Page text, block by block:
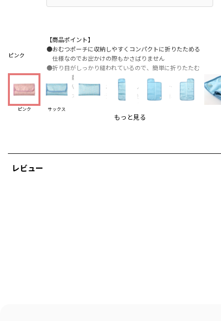
ピンク
ピンク サックス
レビュー
【商品ポイント】
●おむつポーチに収納しやすくコンパクトに折りたためる
仕様なのでお出かけの際もかさばりません
●折り目がしっかり縫われているので、簡単に折りたたむ
事が可能です
●赤ちゃんの顔周りにあたりづらいミニ脱着テープを使用
●ポリエステル素材で汚れた際にもお手入れ簡単♪
●同じ素材でおむつポーチもご用意しております
カラー
／ピンク
もっと見る